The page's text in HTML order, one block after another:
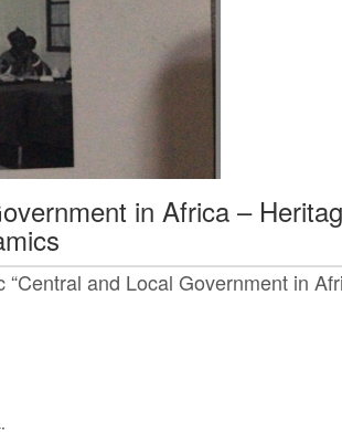
in Africa –
and Local Government in